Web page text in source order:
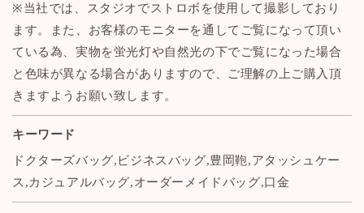
※当社では、スタジオでストロボを使用して撮影しており
ます。また、お客様のモニターを通してご覧になって頂い
ている為、実物を蛍光灯や自然光の下でご覧になった場合
と色味が異なる場合がありますので、ご理解の上ご購入頂
きますようお願い致します。
キーワード
ドクターズバッグ,ビジネスバッグ,豊岡鞄,アタッシュケー
ス,カジュアルバッグ,オーダーメイドバッグ,口金